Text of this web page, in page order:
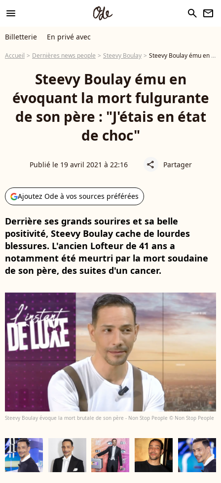
menu search newsletter
Billetterie En privé avec
Accueil Dernières news people Steevy Boulay Steevy Boulay ému en évoquant la mort fulgurante de son père : "J'étais en état de choc"
Steevy Boulay ému en
évoquant la mort fulgurante
de son père : "J'étais en état
de choc"
Publié le 19 avril 2021 à 22:16 share Partager
Ajoutez Ode à vos sources préférées
Derrière ses grands sourires et sa belle
positivité, Steevy Boulay cache de lourdes
blessures. L'ancien Lofteur de 41 ans a
notamment été meurtri par la mort soudaine
de son père, des suites d'un cancer.
Steevy Boulay évoque la mort brutale de son père - Non Stop People © Non Stop People